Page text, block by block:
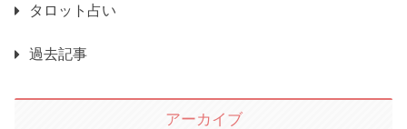
タロット占い
過去記事
アーカイブ